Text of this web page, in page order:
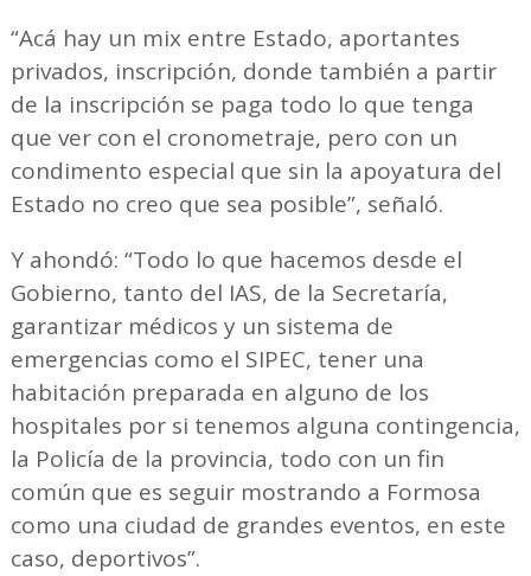
“Acá hay un mix entre Estado, aportantes
privados, inscripción, donde también a partir
de la inscripción se paga todo lo que tenga
que ver con el cronometraje, pero con un
condimento especial que sin la apoyatura del
Estado no creo que sea posible”, señaló.
Y ahondó: “Todo lo que hacemos desde el
Gobierno, tanto del IAS, de la Secretaría,
garantizar médicos y un sistema de
emergencias como el SIPEC, tener una
habitación preparada en alguno de los
hospitales por si tenemos alguna contingencia,
la Policía de la provincia, todo con un fin
común que es seguir mostrando a Formosa
como una ciudad de grandes eventos, en este
caso, deportivos”.